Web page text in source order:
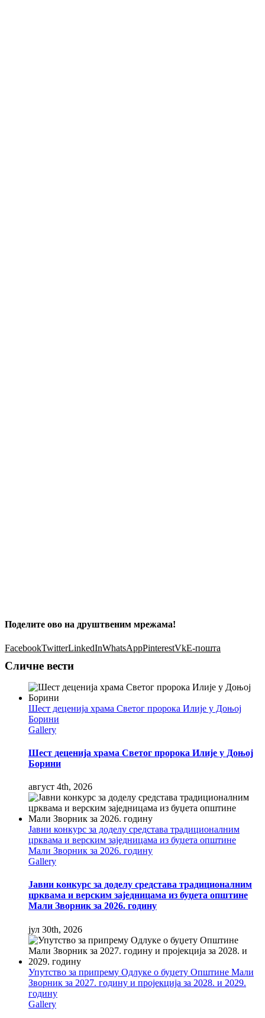
Поделите ово на друштвеним мрежама!
FacebookTwitterLinkedInWhatsAppPinterestVkЕ-пошта
Сличне вести
Шест деценија храма Светог пророка Илије у Доњој
Борини
Gallery
Шест деценија храма Светог пророка Илије у Доњој
Борини
август 4th, 2026
Јавни конкурс за доделу средстава традиционалним
црквама и верским заједницама из буџета општине
Мали Зворник за 2026. годину
Gallery
Јавни конкурс за доделу средстава традиционалним
црквама и верским заједницама из буџета општине
Мали Зворник за 2026. годину
јул 30th, 2026
Упутство за припрему Одлуке о буџету Општине Мали
Зворник за 2027. годину и пројекција за 2028. и 2029.
годину
Gallery